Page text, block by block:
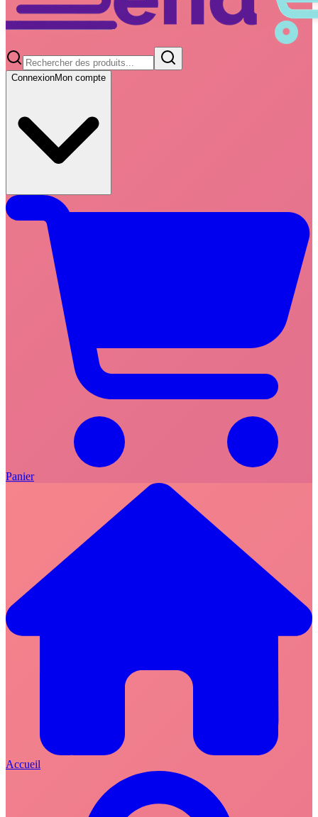
ConnexionMon compte
Panier
Accueil